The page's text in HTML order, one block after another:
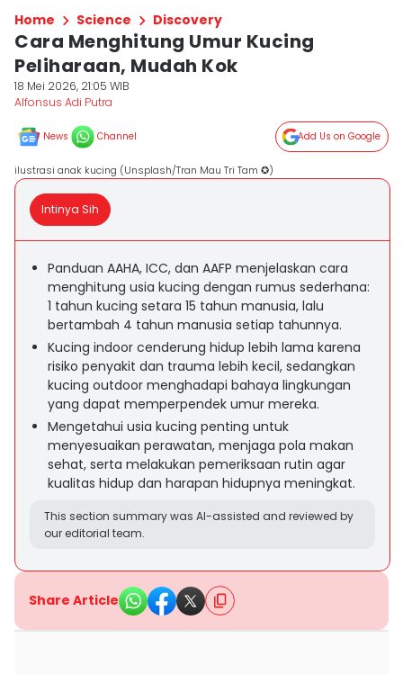
Home Science Discovery
Cara Menghitung Umur Kucing
Peliharaan, Mudah Kok
18 Mei 2026, 21:05 WIB
Alfonsus Adi Putra
News Channel Add Us on Google
ilustrasi anak kucing (Unsplash/Tran Mau Tri Tam ✪)
Intinya Sih
Panduan AAHA, ICC, dan AAFP menjelaskan cara
menghitung usia kucing dengan rumus sederhana:
1 tahun kucing setara 15 tahun manusia, lalu
bertambah 4 tahun manusia setiap tahunnya.
Kucing indoor cenderung hidup lebih lama karena
risiko penyakit dan trauma lebih kecil, sedangkan
kucing outdoor menghadapi bahaya lingkungan
yang dapat memperpendek umur mereka.
Mengetahui usia kucing penting untuk
menyesuaikan perawatan, menjaga pola makan
sehat, serta melakukan pemeriksaan rutin agar
kualitas hidup dan harapan hidupnya meningkat.
This section summary was AI-assisted and reviewed by
our editorial team.
Share Article